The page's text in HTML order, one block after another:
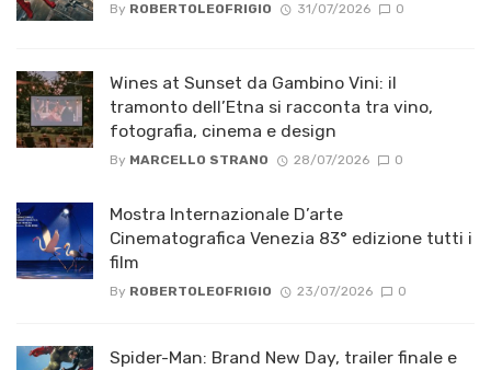
By ROBERTOLEOFRIGIO 31/07/2026 0
Wines at Sunset da Gambino Vini: il
tramonto dell’Etna si racconta tra vino,
fotografia, cinema e design
By MARCELLO STRANO 28/07/2026 0
Mostra Internazionale D’arte
Cinematografica Venezia 83° edizione tutti i
film
By ROBERTOLEOFRIGIO 23/07/2026 0
Spider-Man: Brand New Day, trailer finale e